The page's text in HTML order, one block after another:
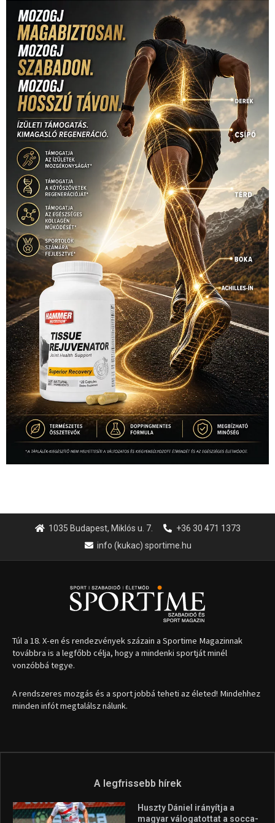
kosárlabda(166) Lewis Hamilton(168)
magyar
labdarúgóválogatott(148)Mercedes (244) motorsport(153)
Opel
Dakar Team(132)Rali Világbajnokság (122) Rendezvény(142)
rio
2016(373)sport Sportime Magazin(128)szabadidősport
(316) Szalay Balázs(126) tenisz(416) táplálkozás(155)utazás
(126)Video(247)világbajnokság (162) Világkupa(129)
vitorlázás
(222) vívás(174) (197) Érdi Mária(130)életmód(416)
úszás(361)
Hirdetés
1035 Budapest, Miklós u. 7.
+36 30 471 1373
Túl a 18. X-en és rendezvények százain a Sportime Magazinnak
továbbra is a legfőbb célja, hogy a mindenki sportját minél